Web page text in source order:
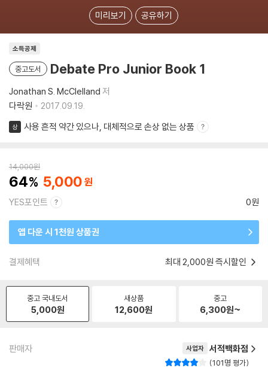
미리보기 공유하기
소득공제
중고도서 Debate Pro Junior Book 1
Jonathan S. McClelland 저
다락원
2017.09.19.
상 사용 흔적 약간 있으나, 대체적으로 손상 없는 상품
14,000원
64 5,000
YES포인트 0원
앱 다운 시 1천원 상품권
결제혜택 최대 2,000원 즉시할인
중고 국내도서
5,000원
새상품
12,600원
중고
6,300원~
판매자 사업자 서적백화점
101명 평가